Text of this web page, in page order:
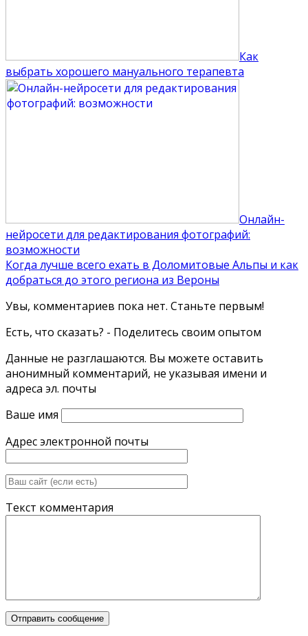
Как
выбрать хорошего мануального терапевта
Онлайн-
нейросети для редактирования фотографий:
возможности
Когда лучше всего ехать в Доломитовые Альпы и как
добраться до этого региона из Вероны
Увы, комментариев пока нет. Станьте первым!
Есть, что сказать? - Поделитесь своим опытом
Данные не разглашаются. Вы можете оставить
анонимный комментарий, не указывая имени и
адреса эл. почты
Ваше имя
Адрес электронной почты
Текст комментария